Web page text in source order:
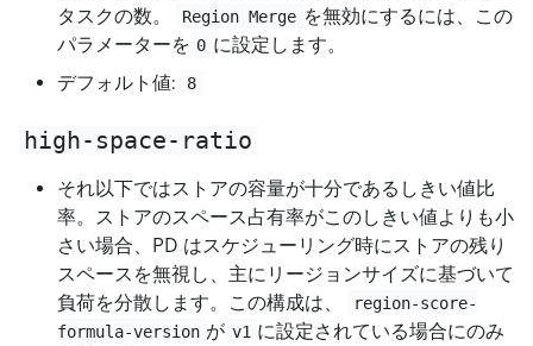
タスクの数。
Region Merge を無効にするには、この
パラメーターを 0 に設定します。
デフォルト値:
8
high-space-ratio
それ以下ではストアの容量が十分であるしきい値比
率。ストアのスペース占有率がこのしきい値よりも小
さい場合、PD はスケジューリング時にストアの残り
スペースを無視し、主にリージョンサイズに基づいて
負荷を分散します。この構成は、
region-score-
formula-version が v1 に設定されている場合にのみ